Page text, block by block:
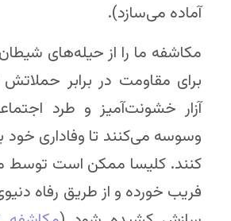
آماده می‌سازد).
مکاشفه ما را از حیله‌های
برای مقاومت در برابر
آزار خشونت‌آمیز و طرد
وسوسه می‌کنند تا وفاداری خود
کنند. کلیسا ممکن است توسط
فریب خورده و از طریق رفاه